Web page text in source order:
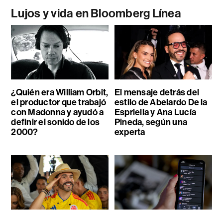
Lujos y vida en Bloomberg Línea
¿Quién era William Orbit,
el productor que trabajó
con Madonna y ayudó a
definir el sonido de los
2000?
El mensaje detrás del
estilo de Abelardo De la
Espriella y Ana Lucía
Pineda, según una
experta